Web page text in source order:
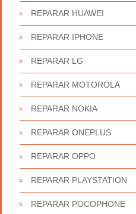
REPARAR HUAWEI
REPARAR IPHONE
REPARAR LG
REPARAR MOTOROLA
REPARAR NOKIA
REPARAR ONEPLUS
REPARAR OPPO
REPARAR PLAYSTATION
REPARAR POCOPHONE